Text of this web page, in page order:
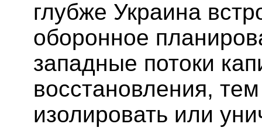
глубже Украина
оборонное
западные потоки
восстановления,
изолировать или